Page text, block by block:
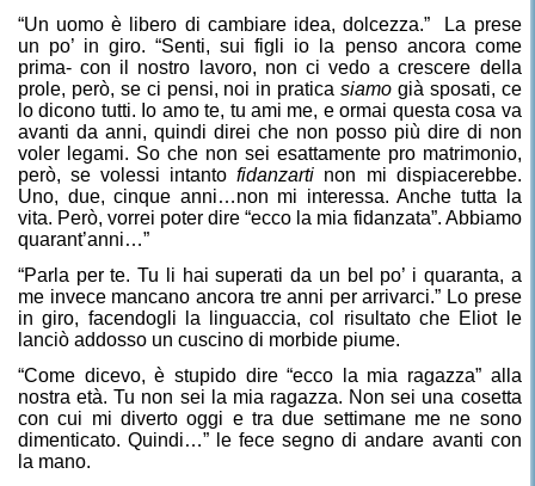
“Un uomo è libero di cambiare idea, dolcezza.”
La prese
un po’ in giro. “Senti, sui figli io la penso ancora come
prima- con il nostro lavoro, non ci vedo a crescere della
prole, però, se ci pensi, noi in praticasiamo già sposati, ce
lo dicono tutti. Io amo te, tu ami me, e ormai questa cosa va
avanti da anni, quindi direi che non posso più dire di non
voler legami. So che non sei esattamente pro matrimonio,
però, se volessi intantofidanzarti non mi dispiacerebbe.
Uno, due, cinque anni…non mi interessa. Anche tutta la
vita. Però, vorrei poter dire “ecco la mia fidanzata”. Abbiamo
quarant’anni…”
“Parla per te. Tu li hai superati da un bel po’ i quaranta, a
me invece mancano ancora tre anni per arrivarci.” Lo prese
in giro, facendogli la linguaccia, col risultato che Eliot le
lanciò addosso un cuscino di morbide piume.
“Come dicevo, è stupido dire “ecco la mia ragazza” alla
nostra età. Tu non sei la mia ragazza. Non sei una cosetta
con cui mi diverto oggi e tra due settimane me ne sono
dimenticato. Quindi…” le fece segno di andare avanti con
la mano.